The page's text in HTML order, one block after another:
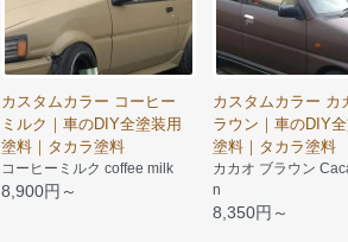
カスタムカラー コーヒー
ミルク｜車のDIY全塗装用
塗料｜タカラ塗料
コーヒーミルク coffee milk
8,900円～
カスタムカラー カ
ラウン｜車のDIY
塗料｜タカラ塗料
カカオ ブラウン
n
8,350円～